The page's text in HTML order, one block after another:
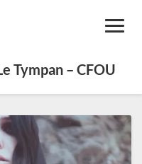
Toggle
Tympan – CFOU